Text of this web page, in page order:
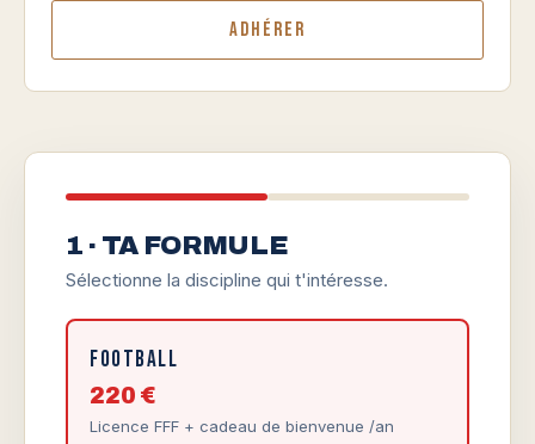
Adhérer
1 · TA FORMULE
Sélectionne la discipline qui t'intéresse.
Football
220 €
Licence FFF + cadeau de bienvenue /an